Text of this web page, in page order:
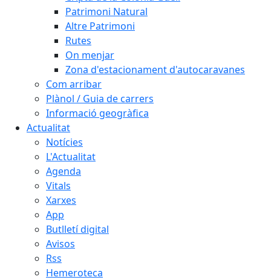
Patrimoni Natural
Altre Patrimoni
Rutes
On menjar
Zona d'estacionament d'autocaravanes
Com arribar
Plànol / Guia de carrers
Informació geogràfica
Actualitat
Notícies
L'Actualitat
Agenda
Vitals
Xarxes
App
Butlletí digital
Avisos
Rss
Hemeroteca